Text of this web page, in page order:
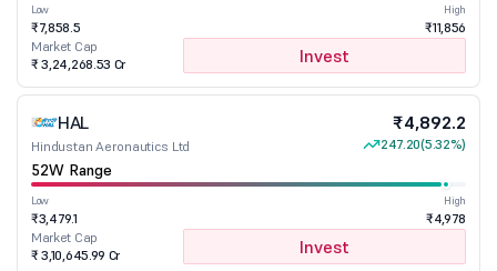
Low
₹7,858.5
High
₹11,856
Market Cap
₹ 3,24,268.53 Cr
Invest
HAL
Hindustan Aeronautics Ltd
₹4,892.2
247.20(5.32%)
52W Range
Low
₹3,479.1
High
₹4,978
Market Cap
₹ 3,10,645.99 Cr
Invest